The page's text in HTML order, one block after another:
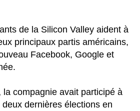
de la Silicon Valley aident à
principaux partis américains,
Facebook, Google et
la compagnie avait participé à
dernières élections en